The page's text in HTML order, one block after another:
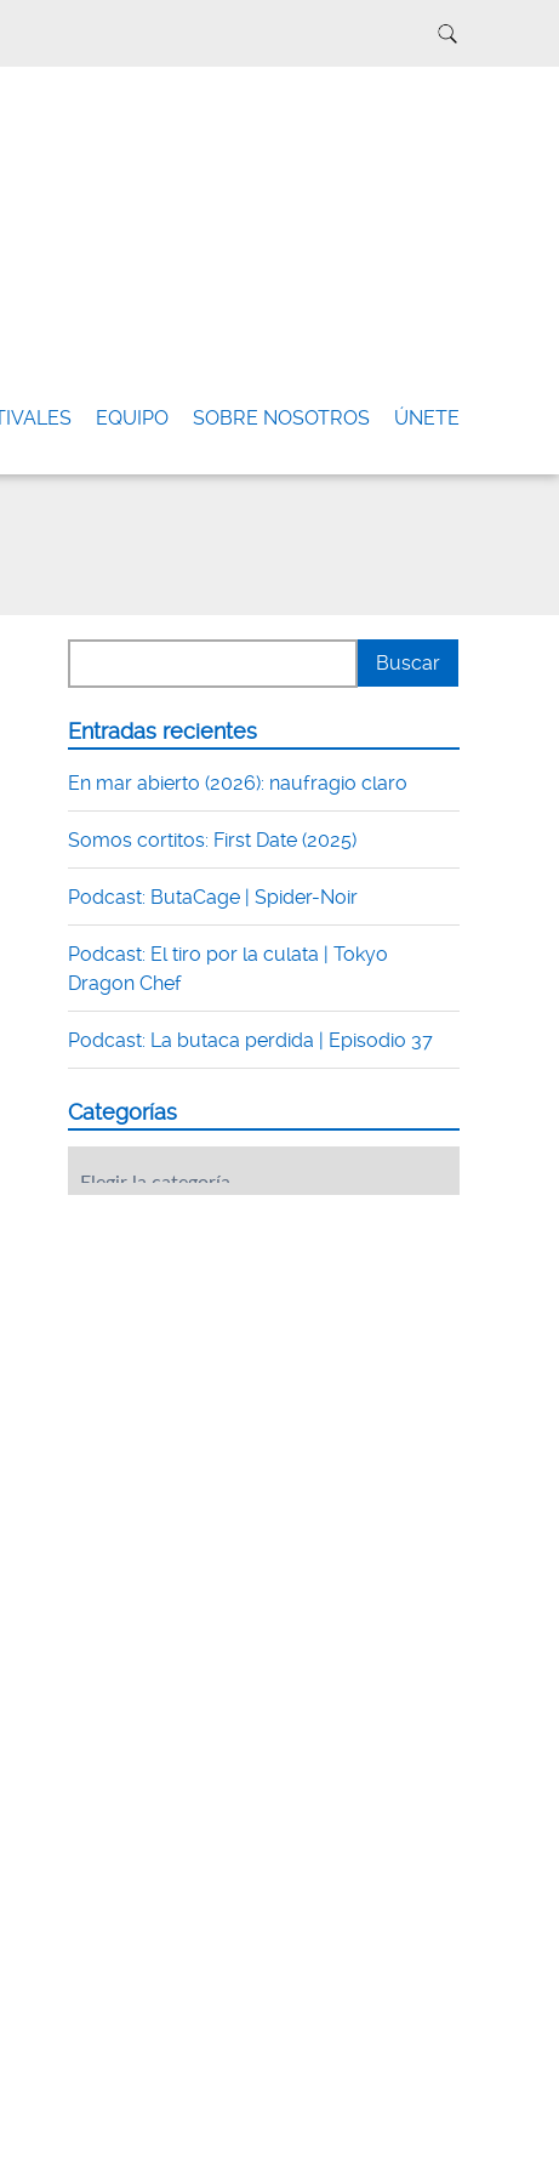
EQUIPO SOBRE NOSOTROS ÚNETE
Entradas recientes
En mar abierto (2026): naufragio claro
Somos cortitos: First Date (2025)
Podcast: ButaCage | Spider-Noir
Podcast: El tiro por la culata | Tokyo
Dragon Chef
Podcast: La butaca perdida | Episodio 37
Categorías